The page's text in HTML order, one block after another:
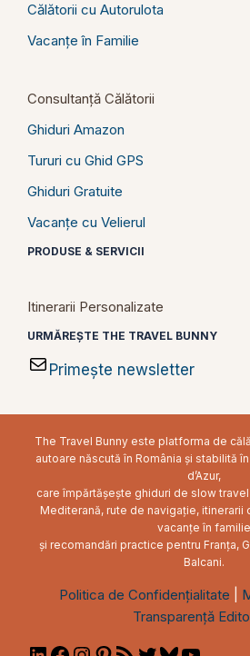
Călătorii cu Autorulota
Vacanțe în Familie
Consultanță Călătorii
Ghiduri Amazon
Tururi cu Ghid GPS
Ghiduri Gratuite
Vacanțe cu Velierul
PRODUSE & SERVICII
Itinerarii Personalizate
URMĂREȘTE THE TRAVEL BUNNY
Primește newsletter
The Travel Bunny este platforma de
autoare născută în România și stabilită
d’Azur,
care împărtășește ghiduri de slow
Mediterană, rute de navigație, itinerarii
vacanțe în familie
și recomandări practice pentru Franța,
Balcani.
Politica de Confidențialitate
Transparență